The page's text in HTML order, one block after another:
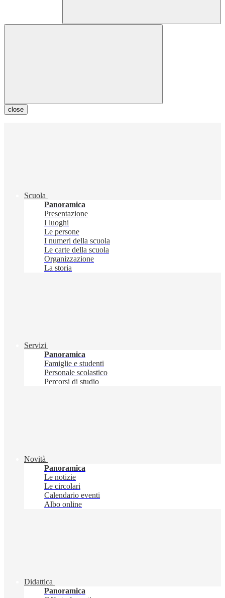
close
Scuola
Panoramica
Presentazione
I luoghi
Le persone
I numeri della scuola
Le carte della scuola
Organizzazione
La storia
Servizi
Panoramica
Famiglie e studenti
Personale scolastico
Percorsi di studio
Novità
Panoramica
Le notizie
Le circolari
Calendario eventi
Albo online
Didattica
Panoramica